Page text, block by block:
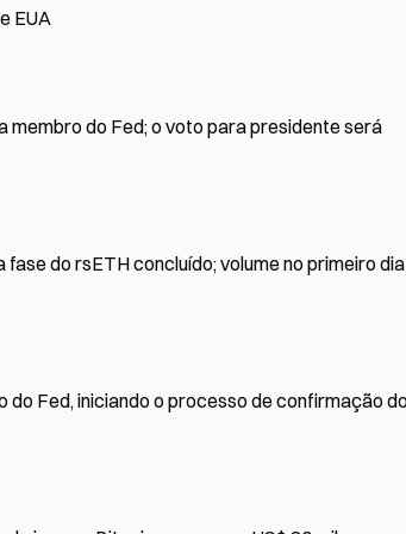
EUA
membro do Fed; o voto para presidente será
do rsETH concluído; volume no primeiro
do Fed, iniciando o processo de confirmação